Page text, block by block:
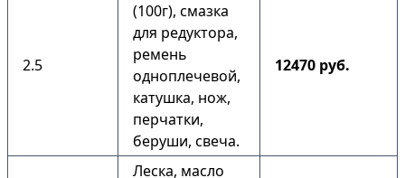
2.5
(100г), смазка
для редуктора,
ремень
одноплечевой,
катушка, нож,
перчатки,
беруши, свеча.
12470 руб.
Леска, масло